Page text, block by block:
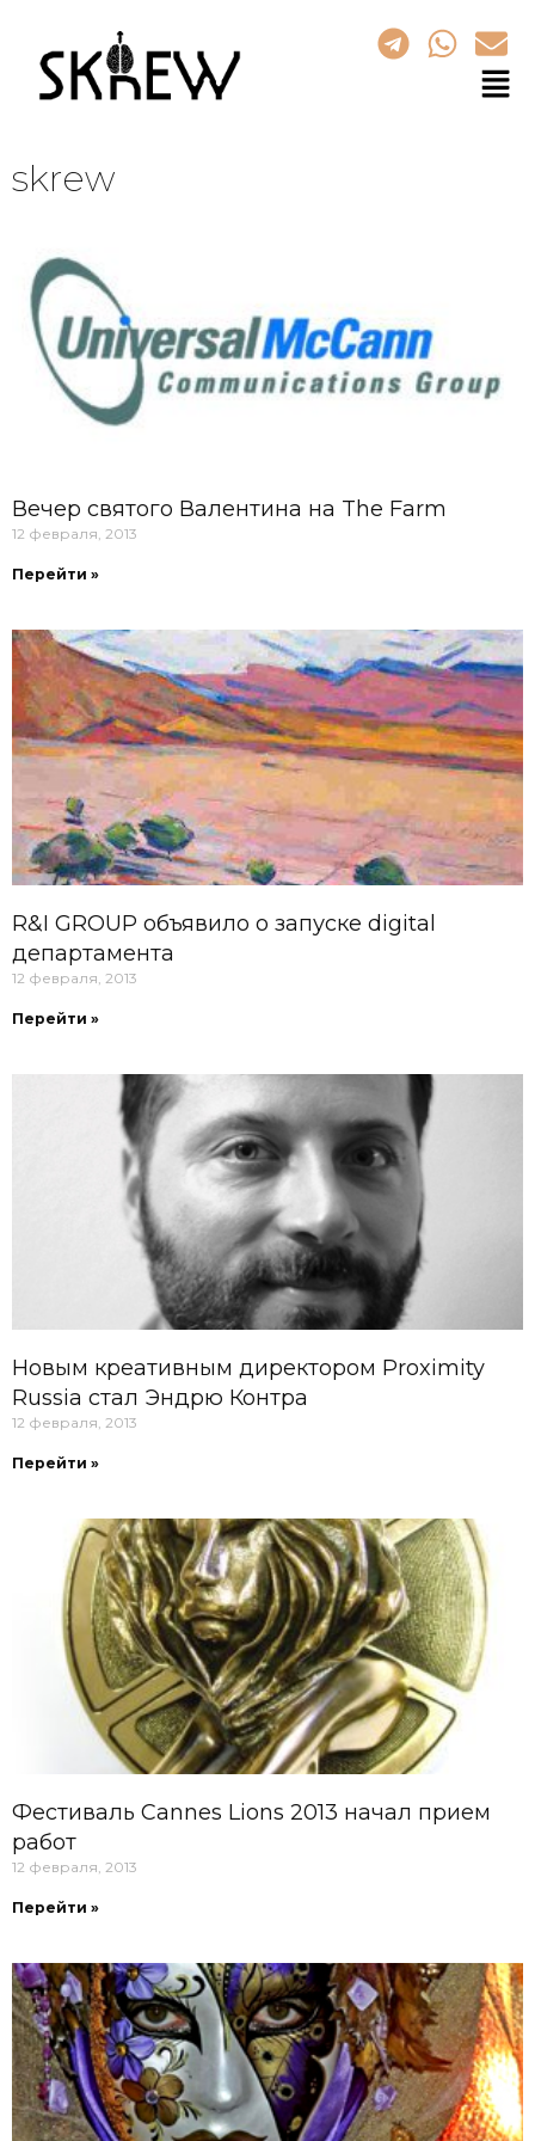
skrew
Вечер святого Валентина на The Farm
12 февраля, 2013
Перейти »
R&I GROUP объявило о запуске digital
департамента
12 февраля, 2013
Перейти »
Новым креативным директором Proximity
Russia стал Эндрю Контра
12 февраля, 2013
Перейти »
Фестиваль Cannes Lions 2013 начал прием
работ
12 февраля, 2013
Перейти »